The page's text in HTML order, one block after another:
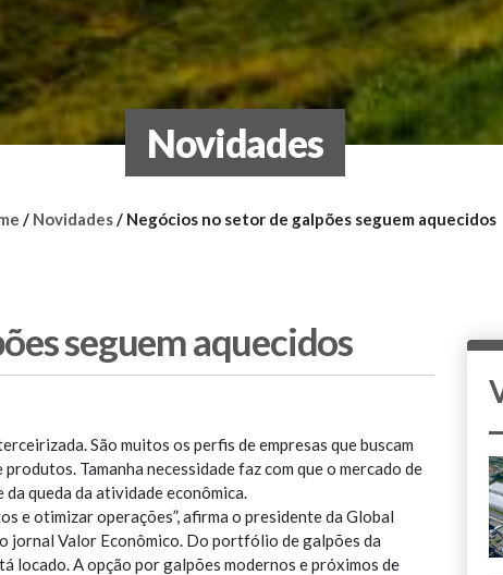
Novidades
/ Novidades/ Negócios no setor de galpões seguem aquecidos
seguem aquecidos
São muitos os perfis de empresas que buscam
Tamanha necessidade faz com que o mercado de
queda da atividade econômica.
e otimizar operações”, afirma o presidente da Global
jornal Valor Econômico. Do portfólio de galpões da
locado. A opção por galpões modernos e próximos de